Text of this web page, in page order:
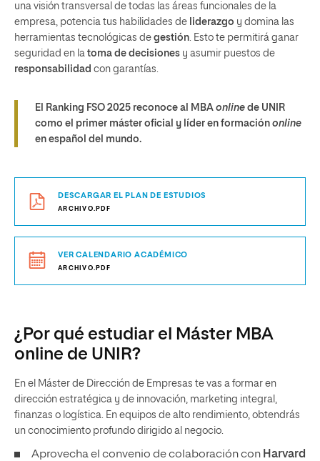
una visión transversal de todas las áreas funcionales de la
empresa, potencia tus habilidades de liderazgo y domina las
herramientas tecnológicas de gestión. Esto te permitirá ganar
seguridad en la toma de decisiones y asumir puestos de
responsabilidad con garantías.
El Ranking FSO 2025 reconoce al MBA online de UNIR
como el primer máster oficial y líder en formación online
en español del mundo.
DESCARGAR EL PLAN DE ESTUDIOS
ARCHIVO.PDF
VER CALENDARIO ACADÉMICO
ARCHIVO.PDF
¿Por qué estudiar el Máster MBA
online de UNIR?
En el Máster de Dirección de Empresas te vas a formar en
dirección estratégica y de innovación, marketing integral,
finanzas o logística. En equipos de alto rendimiento, obtendrás
un conocimiento profundo dirigido al negocio.
Aprovecha el convenio de colaboración con Harvard